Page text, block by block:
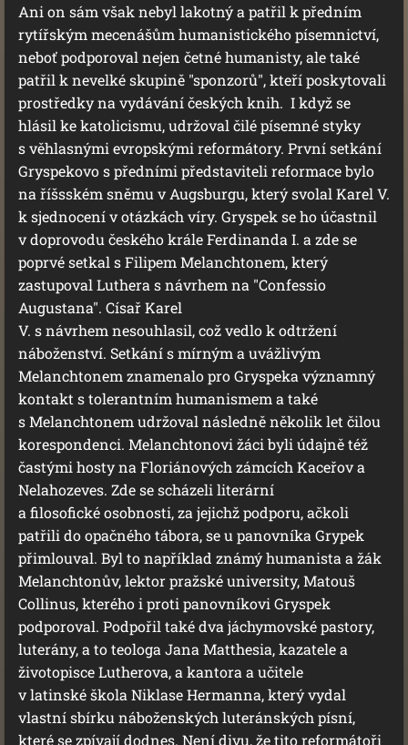
Ani on sám však nebyl lakotný a patřil k předním
rytířským mecenášům humanistického písemnictví,
neboť podporoval nejen četné humanisty, ale také
patřil k nevelké skupině "sponzorů", kteří poskytovali
prostředky na vydávání českých knih. I když se
hlásil ke katolicismu, udržoval čilé písemné styky
s věhlasnými evropskými reformátory. První setkání
Gryspekovo s předními představiteli reformace bylo
na říšsském sněmu v Augsburgu, který svolal Karel V.
k sjednocení v otázkách víry. Gryspek se ho účastnil
v doprovodu českého krále Ferdinanda I. a zde se
poprvé setkal s Filipem Melanchtonem, který
zastupoval Luthera s návrhem na "Confessio
Augustana". Císař Karel
V. s návrhem nesouhlasil, což vedlo k odtržení
náboženství. Setkání s mírným a uvážlivým
Melanchtonem znamenalo pro Gryspeka významný
kontakt s tolerantním humanismem a také
s Melanchtonem udržoval následně několik let čilou
korespondenci. Melanchtonovi žáci byli údajně též
častými hosty na Floriánových zámcích Kaceřov a
Nelahozeves. Zde se scházeli literární
a filosofické osobnosti, za jejichž podporu, ačkoli
patřili do opačného tábora, se u panovníka Grypek
přimlouval. Byl to například známý humanista a žák
Melanchtonův, lektor pražské university, Matouš
Collinus, kterého i proti panovníkovi Gryspek
podporoval. Podpořil také dva jáchymovské pastory,
luterány, a to teologa Jana Matthesia, kazatele a
životopisce Lutherova, a kantora a učitele
v latinské škola Niklase Hermanna, který vydal
vlastní sbírku náboženských luteránských písní,
které se zpívají dodnes. Není divu, že tito reformátoři